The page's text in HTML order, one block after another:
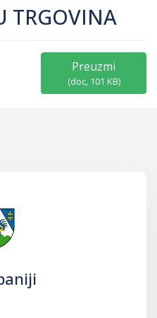
TRGOVINA
Preuzmi
(doc, 101 KB)